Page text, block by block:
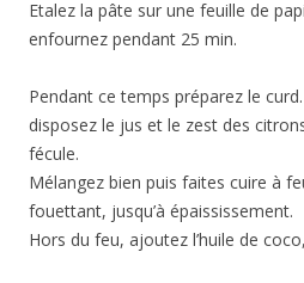
Etalez la pâte sur une feuille de
enfournez pendant 25 min.
Pendant ce temps préparez le
disposez le jus et le zest des
fécule.
Mélangez bien puis faites cuire à
fouettant, jusqu’à épaississement.
Hors du feu, ajoutez l’huile de